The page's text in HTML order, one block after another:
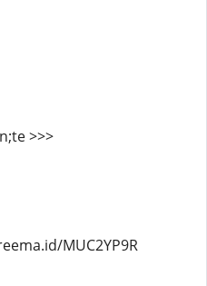
>>>
MUC2YP9R